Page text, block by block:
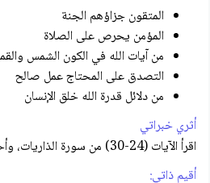
المتقون جزاؤهم الجنة
المؤمن يحرص على الصلاة
من آيات الله في الكون الشمس
التصدق على المحتاج عمل صالح
من دلائل قدرة الله خلق الإنسان
أثري خبراتي
اقرأ الآيات (24-30) من سورة الذاريات، وأحفظها ثم أتلوها أمام زملائي.
أقيم ذاتي: